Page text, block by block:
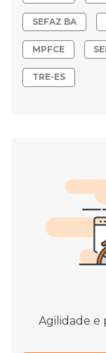
SEFAZ BA
MPFCE
TRE-ES
Agilidade e